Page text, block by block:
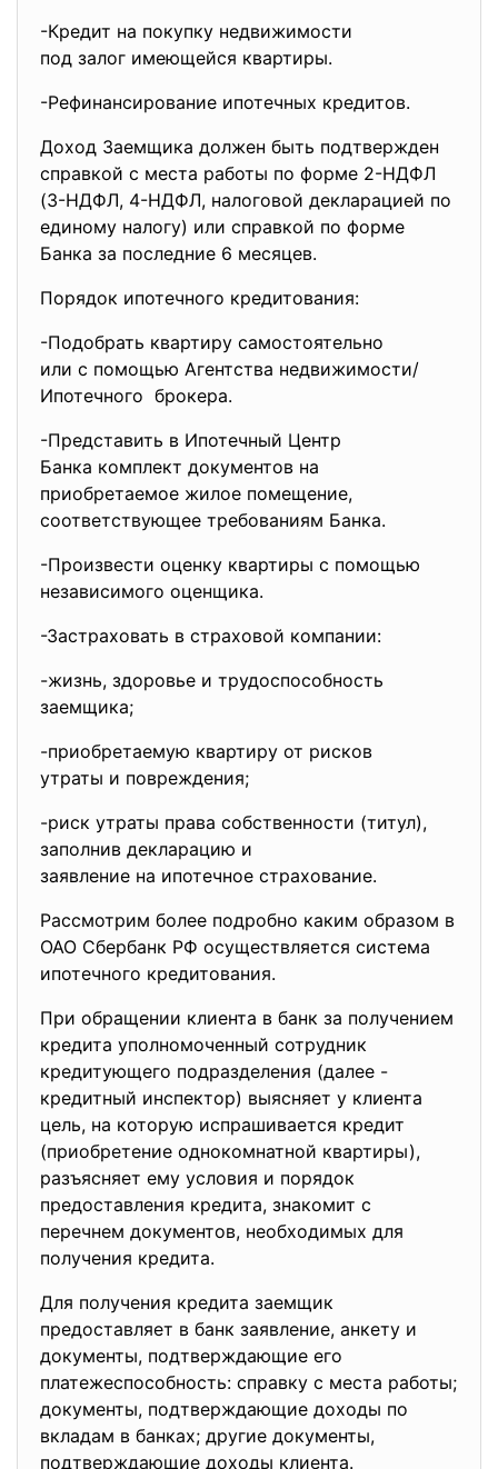
-Кредит на покупку недвижимости
под залог имеющейся квартиры.
-Рефинансирование ипотечных кредитов.
Доход Заемщика должен быть подтвержден
справкой с места работы по форме 2-НДФЛ
(3-НДФЛ, 4-НДФЛ, налоговой декларацией по
единому налогу) или справкой по форме
Банка за последние 6 месяцев.
Порядок ипотечного кредитования:
-Подобрать квартиру самостоятельно
или с помощью Агентства недвижимости/
Ипотечного брокера.
-Представить в Ипотечный Центр
Банка комплект документов на
приобретаемое жилое помещение,
соответствующее требованиям Банка.
-Произвести оценку квартиры с помощью
независимого оценщика.
-Застраховать в страховой компании:
-жизнь, здоровье и трудоспособность
заемщика;
-приобретаемую квартиру от рисков
утраты и повреждения;
-риск утраты права собственности (титул),
заполнив декларацию и
заявление на ипотечное страхование.
Рассмотрим более подробно каким образом в
ОАО Сбербанк РФ осуществляется система
ипотечного кредитования.
При обращении клиента в банк за получением
кредита уполномоченный сотрудник
кредитующего подразделения (далее -
кредитный инспектор) выясняет у клиента
цель, на которую испрашивается кредит
(приобретение однокомнатной квартиры),
разъясняет ему условия и порядок
предоставления кредита, знакомит с
перечнем документов, необходимых для
получения кредита.
Для получения кредита заемщик
предоставляет в банк заявление, анкету и
документы, подтверждающие его
платежеспособность: справку с места работы;
документы, подтверждающие доходы по
вкладам в банках; другие документы,
подтверждающие доходы клиента.